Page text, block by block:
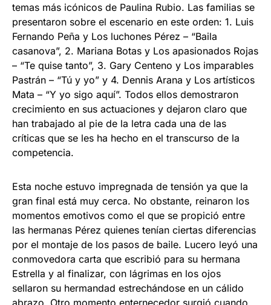
temas más icónicos de Paulina Rubio. Las familias se
presentaron sobre el escenario en este orden: 1. Luis
Fernando Peña y Los luchones Pérez – “Baila
casanova”, 2. Mariana Botas y Los apasionados Rojas
– “Te quise tanto”, 3. Gary Centeno y Los imparables
Pastrán – “Tú y yo” y 4. Dennis Arana y Los artísticos
Mata – “Y yo sigo aquí”. Todos ellos demostraron
crecimiento en sus actuaciones y dejaron claro que
han trabajado al pie de la letra cada una de las
críticas que se les ha hecho en el transcurso de la
competencia.
Esta noche estuvo impregnada de tensión ya que la
gran final está muy cerca. No obstante, reinaron los
momentos emotivos como el que se propició entre
las hermanas Pérez quienes tenían ciertas diferencias
por el montaje de los pasos de baile. Lucero leyó una
conmovedora carta que escribió para su hermana
Estrella y al finalizar, con lágrimas en los ojos
sellaron su hermandad estrechándose en un cálido